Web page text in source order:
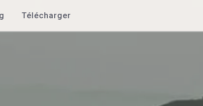
Télécharger